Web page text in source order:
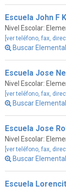
Escuela John F
Nivel Escolar:
[ver teléfono, fax,
Buscar
Escuela Jose
Nivel Escolar:
[ver teléfono, fax,
Buscar
Escuela Jose
Nivel Escolar:
[ver teléfono, fax,
Buscar
Escuela